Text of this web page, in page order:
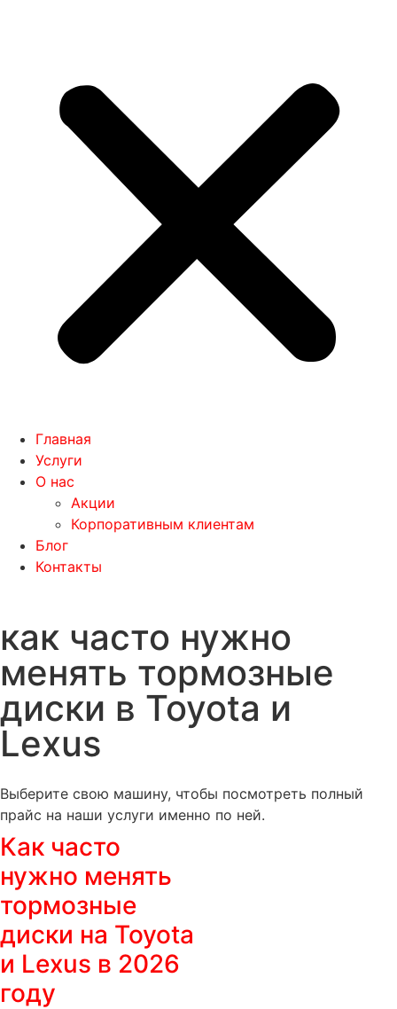
Главная
Услуги
О нас
Акции
Корпоративным клиентам
Блог
Контакты
как часто нужно
менять тормозные
диски в Toyota и
Lexus
Выберите свою машину, чтобы посмотреть полный
прайс на наши услуги именно по ней.
Как часто
нужно менять
тормозные
диски на Toyota
и Lexus в 2026
году